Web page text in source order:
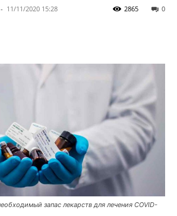
- 11/11/2020 15:28 0
2865
запас лекарств для лечения COVID-